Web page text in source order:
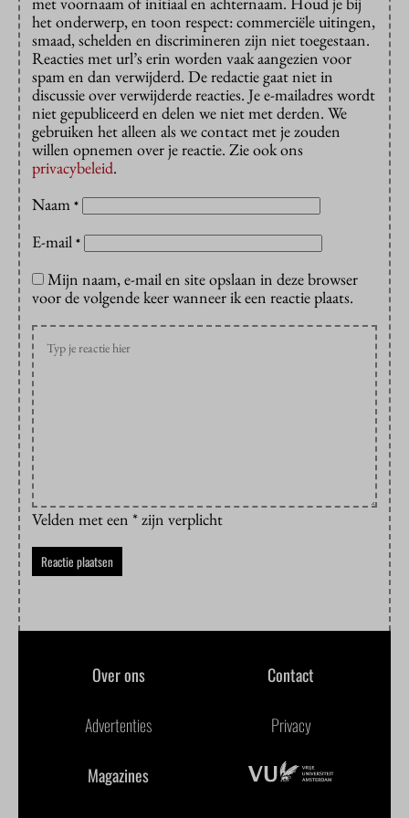
het onderwerp, en toon respect: commerciële uitingen,
smaad, schelden en discrimineren zijn niet toegestaan.
Reacties met url’s erin worden vaak aangezien voor
spam en dan verwijderd. De redactie gaat niet in
discussie over verwijderde reacties. Je e-mailadres wordt
niet gepubliceerd en delen we niet met derden. We
gebruiken het alleen als we contact met je zouden
willen opnemen over je reactie. Zie ook ons
privacybeleid.
Naam *
E-mail *
Mijn naam, e-mail en site opslaan in deze browser
voor de volgende keer wanneer ik een reactie plaats.
Velden met een * zijn verplicht
Over ons Contact
Advertenties Privacy
Magazines